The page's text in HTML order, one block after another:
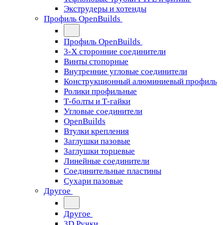
Экструдеры и хотенды
Профиль OpenBuilds
Профиль OpenBuilds
3-Х сторонние соединители
Винты стопорные
Внутренние угловые соединители
Конструкционный алюминиевый профиль
Ролики профильные
Т-болты и Т-гайки
Угловые соединители
OpenBuilds
Втулки крепления
Заглушки пазовые
Заглушки торцевые
Линейные соединители
Соединительные пластины
Сухари пазовые
Другое
Другое